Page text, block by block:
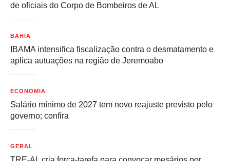
de oficiais do Corpo de Bombeiros de AL
BAHIA
IBAMA intensifica fiscalização contra o desmatamento e
aplica autuações na região de Jeremoabo
ECONOMIA
Salário mínimo de 2027 tem novo reajuste previsto pelo
governo; confira
GERAL